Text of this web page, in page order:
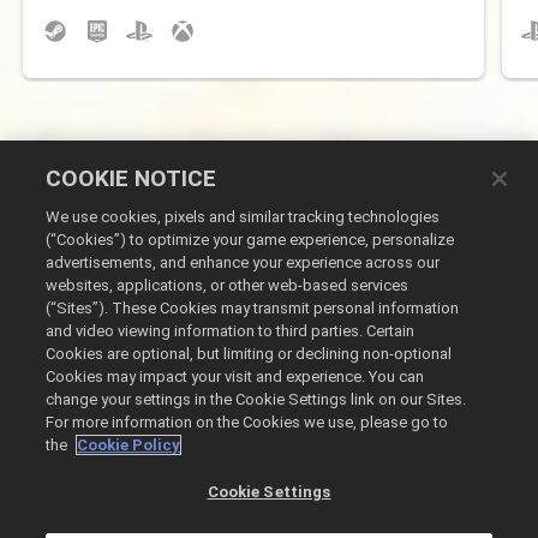
Mentions légales
Politique de confidentialité
Politique sur les cookies
Ne pas vendre ou partager mes informations personnelles
@2026 Take-Two Interactive Software Inc. All rights reserved.
Français
COOKIE NOTICE
We use cookies, pixels and similar tracking technologies
(“Cookies”) to optimize your game experience, personalize
advertisements, and enhance your experience across our
websites, applications, or other web-based services
(“Sites”). These Cookies may transmit personal information
and video viewing information to third parties. Certain
Cookies are optional, but limiting or declining non-optional
Cookies may impact your visit and experience. You can
change your settings in the Cookie Settings link on our Sites.
For more information on the Cookies we use, please go to
the Cookie Policy
Cookie Settings